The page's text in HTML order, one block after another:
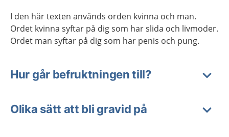
I den här texten används orden kvinna och man.
Ordet kvinna syftar på dig som har slida och livmoder.
Ordet man syftar på dig som har penis och pung.
Hur går befruktningen till?
Olika sätt att bli gravid på